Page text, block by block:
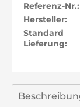
Referenz-Nr.:
Hersteller:
Standard
Lieferung: